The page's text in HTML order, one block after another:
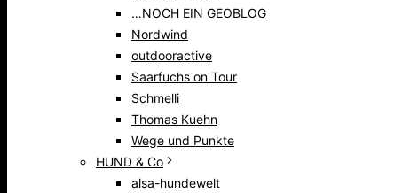
…NOCH EIN GEOBLOG
Nordwind
outdooractive
Saarfuchs on Tour
Schmelli
Thomas Kuehn
Wege und Punkte
HUND & Co
alsa-hundewelt